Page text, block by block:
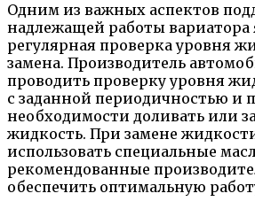
Одним из важных аспектов
надлежащей работы вариатора
регулярная проверка уровня
замена. Производитель
проводить проверку уровня
с заданной периодичностью и
необходимости доливать или
жидкость. При замене
использовать специальные
рекомендованные
обеспечить оптимальную